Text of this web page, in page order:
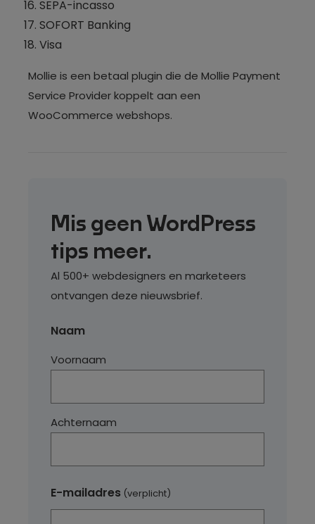
SEPA-incasso
SOFORT Banking
Visa
Mollie is een betaal plugin die de Mollie Payment
Service Provider koppelt aan een
WooCommerce webshops.
Mis geen WordPress
tips meer.
Al 500+ webdesigners en marketeers
ontvangen deze nieuwsbrief.
Naam
Voornaam
Achternaam
E-mailadres (verplicht)